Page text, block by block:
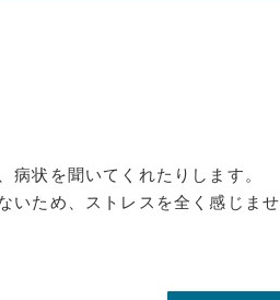
病状を聞いてくれたりします。
いため、ストレスを全く感じませ